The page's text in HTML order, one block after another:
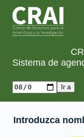
Sistema de
Introduzca